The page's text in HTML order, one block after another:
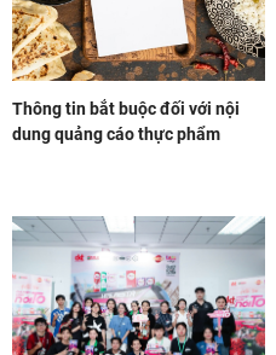
Thông tin bắt buộc đối với nội
dung quảng cáo thực phẩm